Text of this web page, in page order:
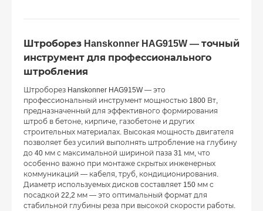
Штроборез Hanskonner HAG915W — точный
инструмент для профессионального
штробления
Штроборез Hanskonner HAG915W — это
профессиональный инструмент мощностью 1800 Вт,
предназначенный для эффективного формирования
штроб в бетоне, кирпиче, газобетоне и других
строительных материалах. Высокая мощность двигателя
позволяет без усилий выполнять штробление на глубину
до 40 мм с максимальной шириной паза 31 мм, что
особенно важно при монтаже скрытых инженерных
коммуникаций — кабеля, труб, кондиционирования.
Диаметр используемых дисков составляет 150 мм с
посадкой 22,2 мм — это оптимальный формат для
стабильной глубины реза при высокой скорости работы.